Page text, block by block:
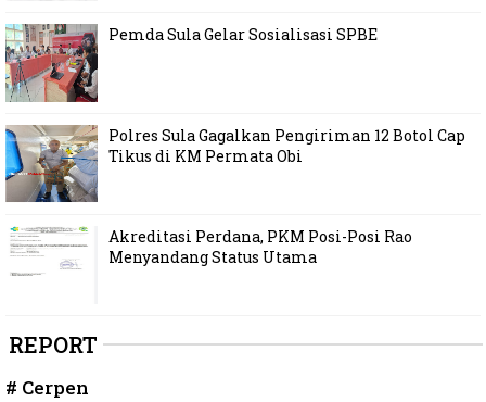
Pemda Sula Gelar Sosialisasi SPBE
Polres Sula Gagalkan Pengiriman 12 Botol Cap
Tikus di KM Permata Obi
Akreditasi Perdana, PKM Posi-Posi Rao
Menyandang Status Utama
REPORT
# Cerpen